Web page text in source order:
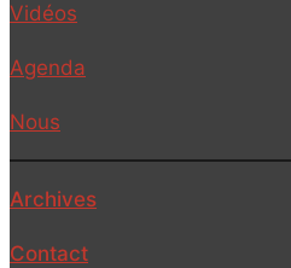
Vidéos
Agenda
Nous
Archives
Contact